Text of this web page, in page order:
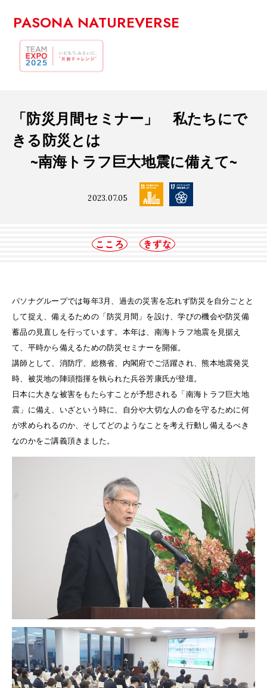
PASONA NATUREVERSE
2023.07.05
「防災月間セミナー」 私たちにで
きる防災とは
~南海トラフ巨大地震に備えて~
こころ きずな
パソナグループでは毎年3月、過去の災害を忘れず防災を自分ごとと
して捉え、備えるための「防災月間」を設け、学びの機会や防災備
蓄品の見直しを行っています。本年は、南海トラフ地震を見据え
て、平時から備えるための防災セミナーを開催。
講師として、消防庁、総務省、内閣府でご活躍され、熊本地震発災
時、被災地の陣頭指揮を執られた兵谷芳康氏が登壇。
日本に大きな被害をもたらすことが予想される「南海トラフ巨大地
震」に備え、いざという時に、自分や大切な人の命を守るために何
が求められるのか、そしてどのようなことを考え行動し備えるべき
なのかをご講義頂きました。